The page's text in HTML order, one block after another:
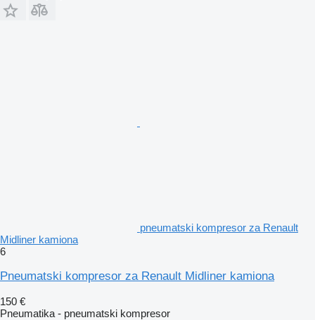
pneumatski kompresor za Renault
Midliner kamiona
6
Pneumatski kompresor za Renault Midliner kamiona
150 €
Pneumatika - pneumatski kompresor